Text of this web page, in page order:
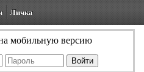
Личка
мобильную версию